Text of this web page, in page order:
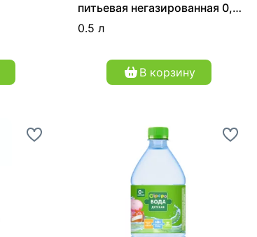
питьевая негазированная 0,5
л
0.5 л
В корзину